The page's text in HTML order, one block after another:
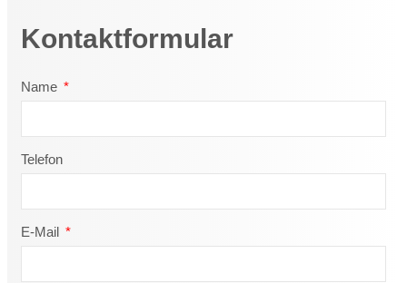
Kontaktformular
Name
Telefon
E-Mail